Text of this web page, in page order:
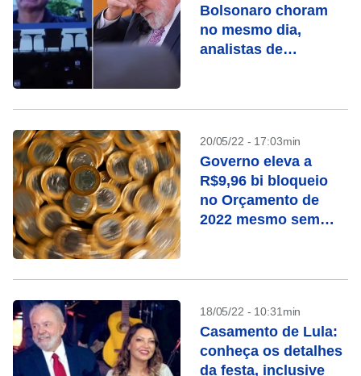
Bolsonaro choram
no mesmo dia,
analistas de
20/05/22 - 17:03min
Governo eleva a
R$9,96 bi bloqueio
no Orçamento de
2022 mesmo sem
18/05/22 - 10:31min
Casamento de Lula:
conheça os detalhes
da festa, inclusive